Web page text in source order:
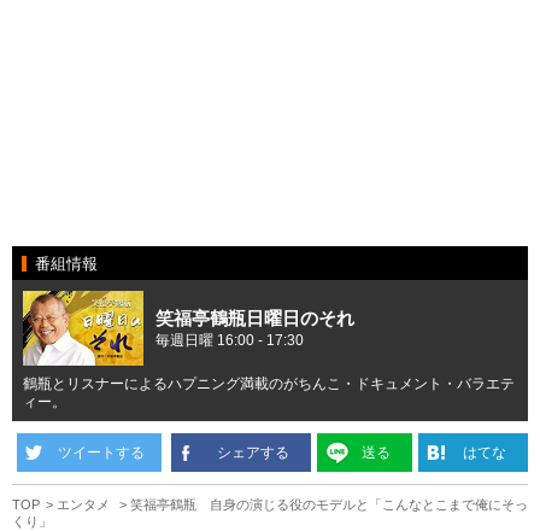
番組情報
笑福亭鶴瓶日曜日のそれ
毎週日曜 16:00 - 17:30
鶴瓶とリスナーによるハプニング満載のがちんこ・ドキュメント・バラエテ
ィー。
ツイートする シェアする 送る はてな
TOP エンタメ
笑福亭鶴瓶 自身の演じる役のモデルと「こんなとこまで俺にそっ
くり」